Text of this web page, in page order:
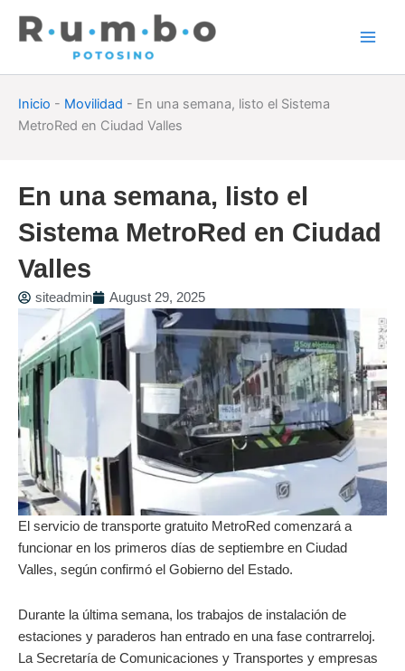
Inicio - Movilidad - En una semana, listo el Sistema
MetroRed en Ciudad Valles
En una semana, listo el
Sistema MetroRed en Ciudad
Valles
siteadmin August 29, 2025
El servicio de transporte gratuito MetroRed comenzará a
funcionar en los primeros días de septiembre en Ciudad
Valles, según confirmó el Gobierno del Estado.
Durante la última semana, los trabajos de instalación de
estaciones y paraderos han entrado en una fase contrarreloj.
La Secretaría de Comunicaciones y Transportes y empresas